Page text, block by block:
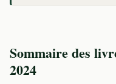
Sommaire des
2024